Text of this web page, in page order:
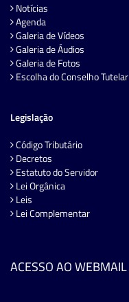
Notícias
Agenda
Galeria de Vídeos
Galeria de Áudios
Galeria de Fotos
Escolha do Conselho Tutelar
Legislação
Código Tributário
Decretos
Estatuto do Servidor
Lei Orgânica
Leis
Lei Complementar
ACESSO AO WEBMAIL